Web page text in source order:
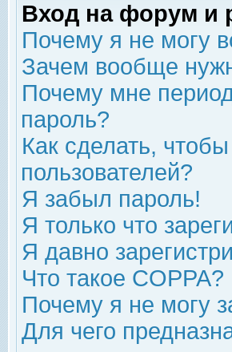
Вход на форум и
Почему я не могу
Зачем вообще
Почему мне
пароль?
Как сделать,
пользователей?
Я забыл пароль!
Я только что
Я давно
Что такое COPPA?
Почему я не могу
Для чего